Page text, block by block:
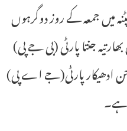
میں جمعہ کے روز دوگرہوں
جنتا پارٹی (بی جے پی)
ادھیکار پارٹی(جے اے پی)
ہے۔